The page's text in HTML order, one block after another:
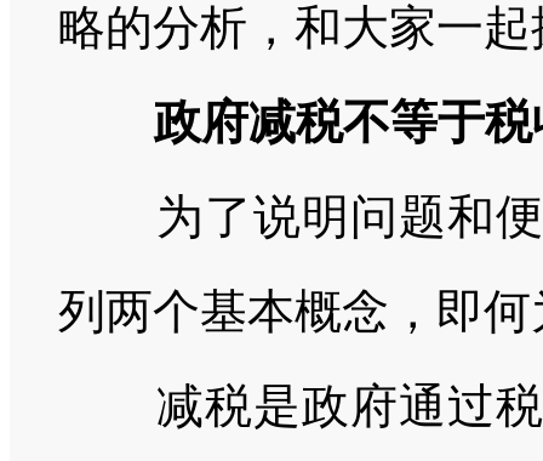
略的分析，和大家一
政府减税不等于
为了说明问题和
列两个基本概念，即
减税是政府通过